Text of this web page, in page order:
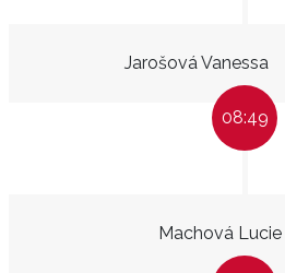
Jarošová Vanessa
08:49
Machová Lucie